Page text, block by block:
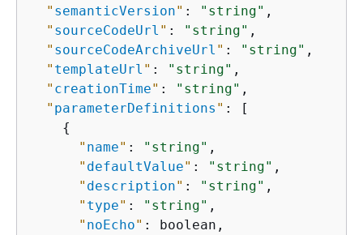
" semanticVersion" : "string" ,
" sourceCodeUrl " : "string" ,
" sourceCodeArchiveUrl " : "string" ,
" templateUrl " : "string" ,
" creationTime" : "string" ,
" parameterDefinitions " : [
{
" name" : "string" ,
" defaultValue" : "string" ,
" description" : "string" ,
" type" : "string" ,
" noEcho" : boolean,